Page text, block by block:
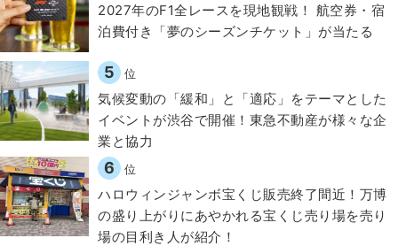
2027年のF1全レースを現地観戦！ 航空券・宿
泊費付き「夢のシーズンチケット」が当たる
5 位
気候変動の「緩和」と「適応」をテーマとした
イベントが渋谷で開催！東急不動産が様々な企
業と協力
6 位
ハロウィンジャンボ宝くじ販売終了間近！万博
の盛り上がりにあやかれる宝くじ売り場を売り
場の目利き人が紹介！